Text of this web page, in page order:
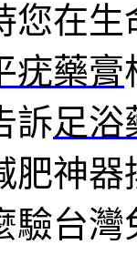
您在生
疣藥膏
訴足浴
肥神
驗台